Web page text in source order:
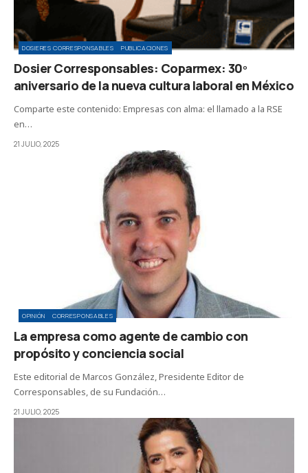
DOSIERES CORRESPONSABLES PUBLICACIONES
Dosier Corresponsables: Coparmex: 30º
aniversario de la nueva cultura laboral en México
Comparte este contenido: Empresas con alma: el llamado a la RSE
en…
21 JULIO, 2025
OPINIÓN CORRESPONSABLES
La empresa como agente de cambio con
propósito y conciencia social
Este editorial de Marcos González, Presidente Editor de
Corresponsables, de su Fundación…
21 JULIO, 2025